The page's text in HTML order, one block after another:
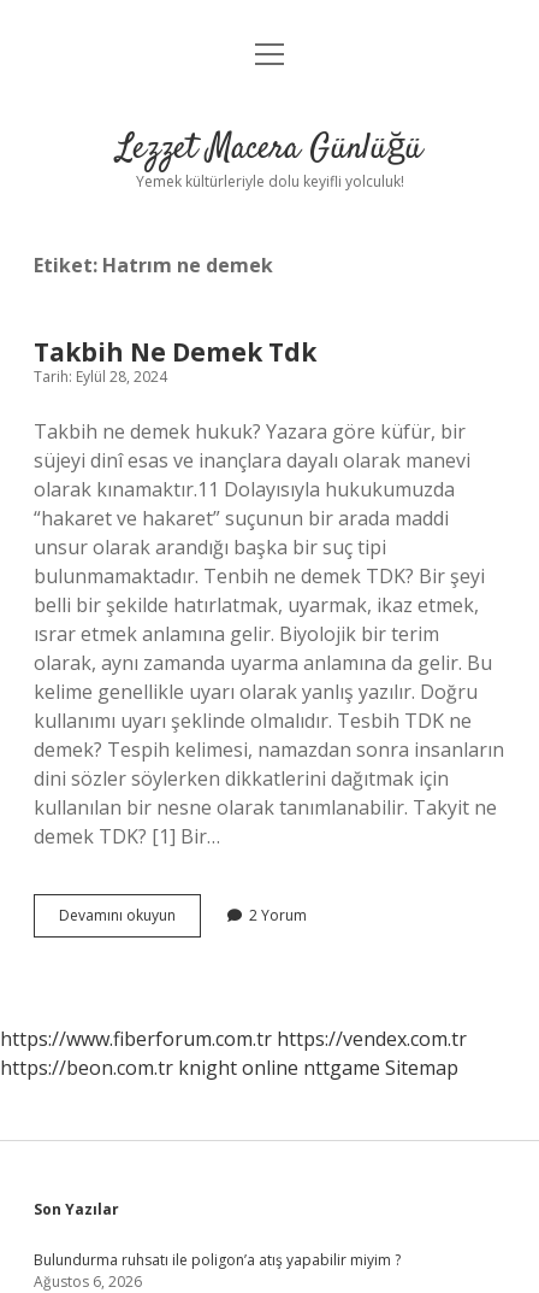
Anasayfa
Yasal Uyarı
menüyü
Lezzet Macera Günlüğü
Yemek kültürleriyle dolu keyifli yolculuk!
Etiket: Hatrım ne demek
Takbih Ne Demek Tdk
Tarih: Eylül 28, 2024
Takbih ne demek hukuk? Yazara göre küfür, bir
süjeyi dinî esas ve inançlara dayalı olarak manevi
olarak kınamaktır.11 Dolayısıyla hukukumuzda
“hakaret ve hakaret” suçunun bir arada maddi
unsur olarak arandığı başka bir suç tipi
bulunmamaktadır. Tenbih ne demek TDK? Bir şeyi
belli bir şekilde hatırlatmak, uyarmak, ikaz etmek,
ısrar etmek anlamına gelir. Biyolojik bir terim
olarak, aynı zamanda uyarma anlamına da gelir. Bu
kelime genellikle uyarı olarak yanlış yazılır. Doğru
kullanımı uyarı şeklinde olmalıdır. Tesbih TDK ne
demek? Tespih kelimesi, namazdan sonra insanların
dini sözler söylerken dikkatlerini dağıtmak için
kullanılan bir nesne olarak tanımlanabilir. Takyit ne
demek TDK? [1] Bir…
Devamını okuyun
Ne
2 Yorum
https://www.fiberforum.com.tr https://vendex.com.tr
https://beon.com.tr knight online nttgame Sitemap
Sidebar
Son Yazılar
Bulundurma ruhsatı ile poligon’a atış yapabilir miyim ?
Ağustos 6, 2026